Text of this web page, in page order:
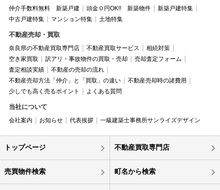
仲介手数料無料 新築戸建 頭金０円OK!! 新築物件
新築戸建特集
中古戸建特集
マンション特集 土地特集
不動産売却・買取
奈良県の不動産買取専門店 不動産買取サービス
相続対策
空き家買取
訳アリ・事故物件の買取・売却
売却査定フォーム
査定相談実績
不動産の売却の流れ
不動産売却方法「仲介」と「買取」の違い
不動産売却時の諸費用
少しでも高く売るポイント
よくある質問
当社について
会社案内 お知らせ 代表挨拶 一級建築士事務所サンライズデザイン
トップページ 不動産買取専門店
売買物件検索 町名から検索